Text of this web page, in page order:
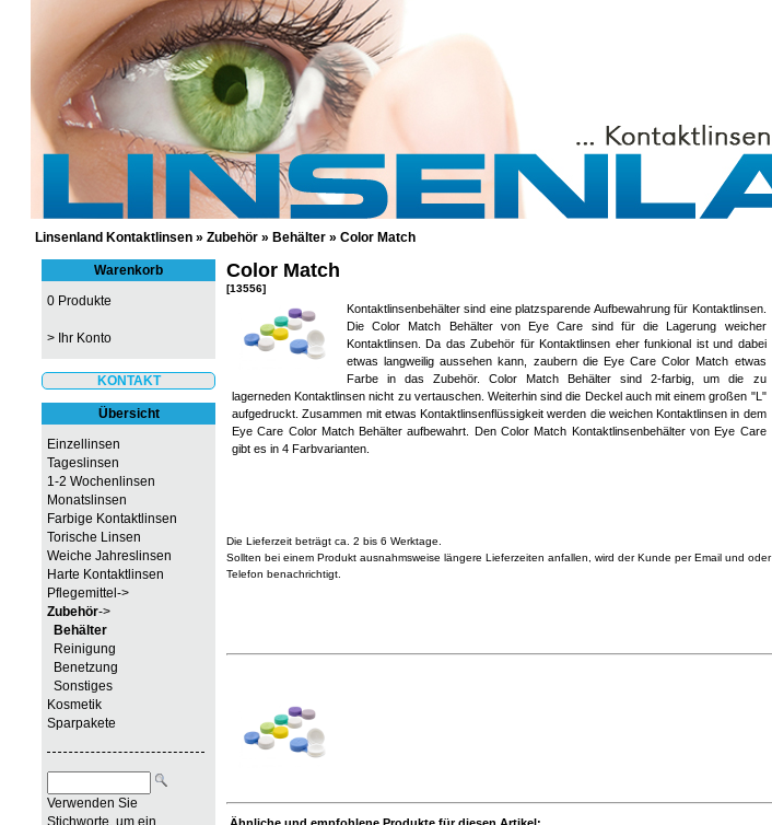
GÜNSTIGE KONTAKTLINSEN UND PFLEGEMITTEL
Linsenland Kontaktlinsen » Zubehör » Behälter » Color Match
Warenkorb
0 Produkte
> Ihr Konto
KONTAKT
Übersicht
Einzellinsen
Tageslinsen
1-2 Wochenlinsen
Monatslinsen
Farbige Kontaktlinsen
Torische Linsen
Weiche Jahreslinsen
Harte Kontaktlinsen
Pflegemittel->
Zubehör->
Behälter
Reinigung
Benetzung
Sonstiges
Kosmetik
Sparpakete
Verwenden Sie
Stichworte, um ein
Color Match
[13556]
Kontaktlinsenbehälter sind eine platzsparende Aufbewahrung für Kontaktlinsen.
Die Color Match Behälter von Eye Care sind für die Lagerung weicher
Kontaktlinsen. Da das Zubehör für Kontaktlinsen eher funkional ist und dabei
etwas langweilig aussehen kann, zaubern die Eye Care Color Match etwas
Farbe in das Zubehör. Color Match Behälter sind 2-farbig, um die zu
lagerneden Kontaktlinsen nicht zu vertauschen. Weiterhin sind die Deckel auch mit einem großen "L"
aufgedruckt. Zusammen mit etwas Kontaktlinsenflüssigkeit werden die weichen Kontaktlinsen in dem
Eye Care Color Match Behälter aufbewahrt. Den Color Match Kontaktlinsenbehälter von Eye Care
gibt es in 4 Farbvarianten.
Die Lieferzeit beträgt ca. 2 bis 6 Werktage.
Sollten bei einem Produkt ausnahmsweise längere Lieferzeiten anfallen, wird der Kunde per Email und oder
Telefon benachrichtigt.